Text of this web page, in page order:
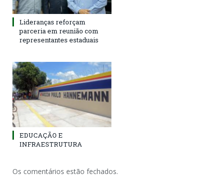
Lideranças reforçam
parceria em reunião com
representantes estaduais
EDUCAÇÃO E
INFRAESTRUTURA
Os comentários estão fechados.